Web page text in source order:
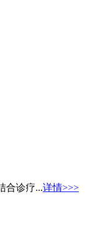
合诊疗...详情>>>